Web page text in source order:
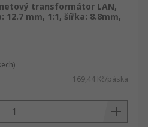
transformátor LAN,
12.7 mm, 1:1, šířka: 8.8mm,
169,44 Kč/páska